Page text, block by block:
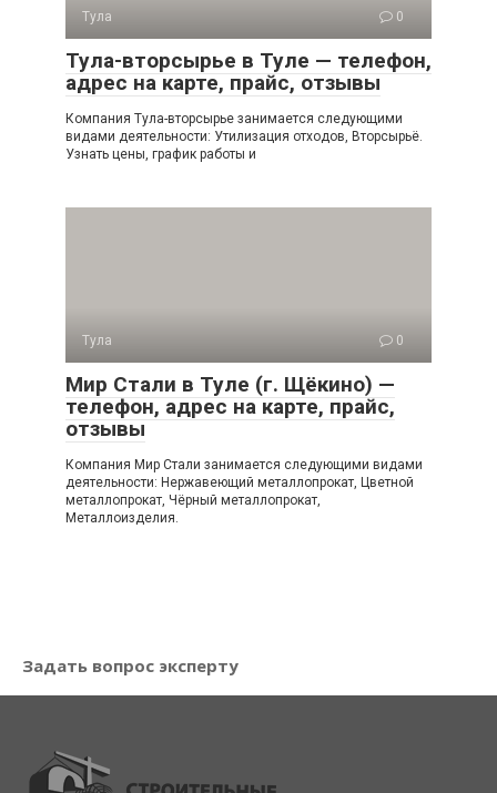
Тула 0
Тула-вторсырье в Туле — телефон,
адрес на карте, прайс, отзывы
Компания Тула-вторсырье занимается следующими
видами деятельности: Утилизация отходов, Вторсырьё.
Узнать цены, график работы и
Тула 0
Мир Стали в Туле (г. Щёкино) —
телефон, адрес на карте, прайс,
отзывы
Компания Мир Стали занимается следующими видами
деятельности: Нержавеющий металлопрокат, Цветной
металлопрокат, Чёрный металлопрокат,
Металлоизделия.
Задать вопрос эксперту